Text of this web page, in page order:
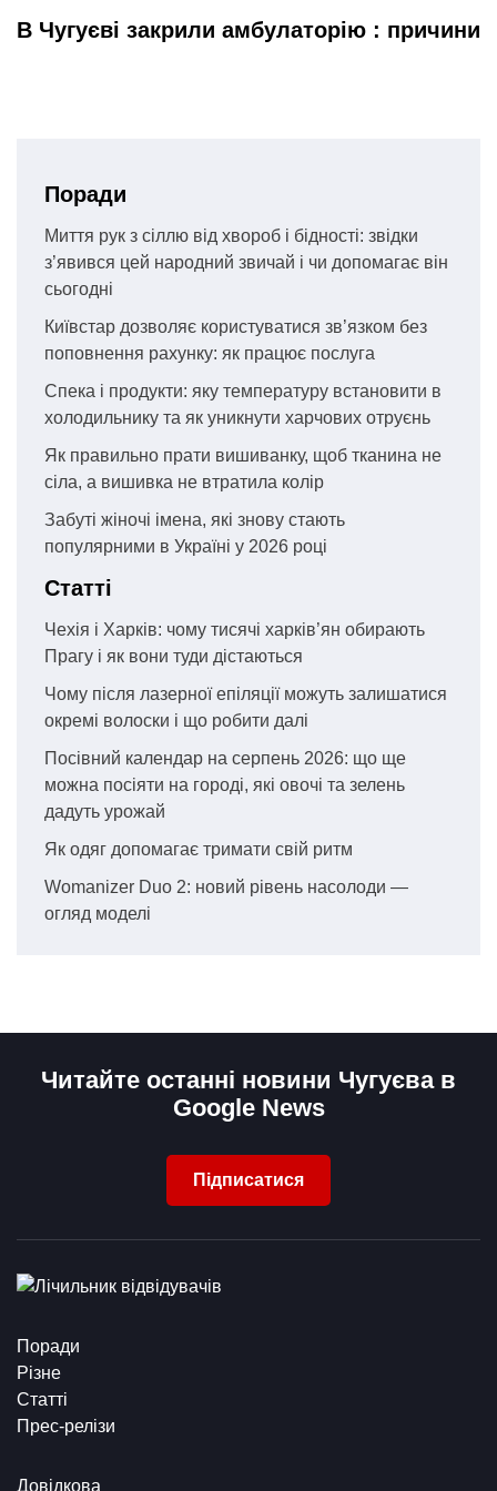
В Чугуєві закрили амбулаторію : причини
Поради
Миття рук з сіллю від хвороб і бідності: звідки
з’явився цей народний звичай і чи допомагає він
сьогодні
Київстар дозволяє користуватися зв’язком без
поповнення рахунку: як працює послуга
Спека і продукти: яку температуру встановити в
холодильнику та як уникнути харчових отруєнь
Як правильно прати вишиванку, щоб тканина не
сіла, а вишивка не втратила колір
Забуті жіночі імена, які знову стають
популярними в Україні у 2026 році
Статті
Чехія і Харків: чому тисячі харків’ян обирають
Прагу і як вони туди дістаються
Чому після лазерної епіляції можуть залишатися
окремі волоски і що робити далі
Посівний календар на серпень 2026: що ще
можна посіяти на городі, які овочі та зелень
дадуть урожай
Як одяг допомагає тримати свій ритм
Womanizer Duo 2: новий рівень насолоди —
огляд моделі
Читайте останні новини Чугуєва в
Google News
Підписатися
Поради
Різне
Статті
Прес-релізи
Довідкова